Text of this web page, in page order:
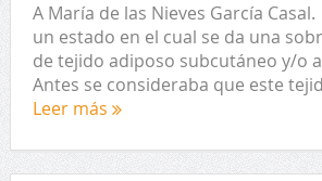
A María de las Nieves García
un estado en el cual se da una
de tejido adiposo subcutáneo y/o
Antes se consideraba que este
Leer más